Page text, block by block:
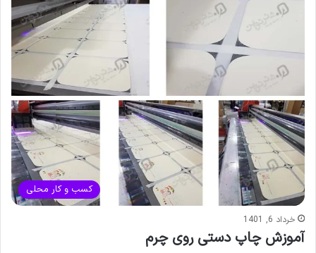
کسب و کار محلی
خرداد 6, 1401
آموزش چاپ دستی روی چرم